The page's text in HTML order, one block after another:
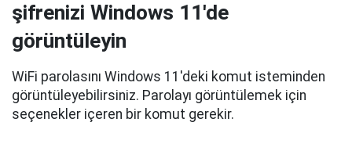
şifrenizi Windows 11'de
görüntüleyin
WiFi parolasını Windows 11'deki komut isteminden
görüntüleyebilirsiniz. Parolayı görüntülemek için
seçenekler içeren bir komut gerekir.